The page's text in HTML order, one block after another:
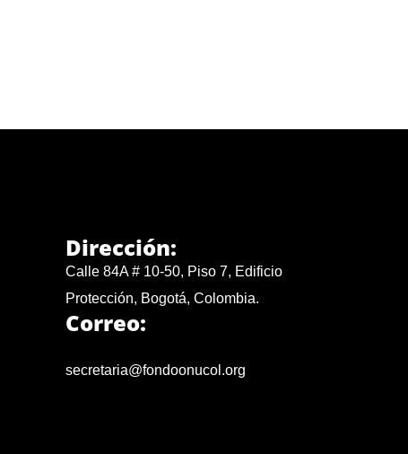
Dirección:
Calle 84A # 10-50, Piso 7, Edificio
Protección, Bogotá, Colombia.
Correo:
secretaria@fondoonucol.org